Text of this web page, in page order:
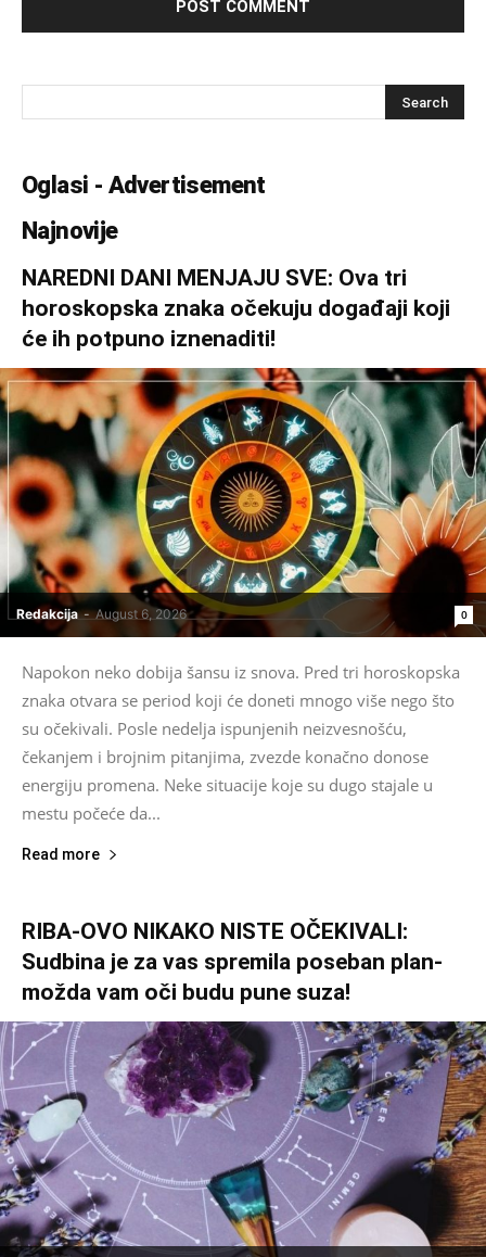
Oglasi - Advertisement
Najnovije
NAREDNI DANI MENJAJU SVE: Ova tri
horoskopska znaka očekuju događaji koji
će ih potpuno iznenaditi!
Redakcija - August 6, 2026 0
Napokon neko dobija šansu iz snova. Pred tri horoskopska
znaka otvara se period koji će doneti mnogo više nego što
su očekivali. Posle nedelja ispunjenih neizvesnošću,
čekanjem i brojnim pitanjima, zvezde konačno donose
energiju promena. Neke situacije koje su dugo stajale u
mestu počeće da...
Read more
RIBA-OVO NIKAKO NISTE OČEKIVALI:
Sudbina je za vas spremila poseban plan-
možda vam oči budu pune suza!